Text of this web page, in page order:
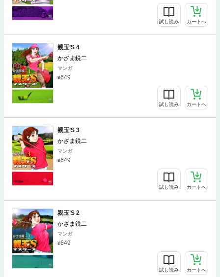
試し読み カートへ
親玉’S 4
かざま鋭二
マンガ
649
試し読み カートへ
親玉’S 3
かざま鋭二
マンガ
649
試し読み カートへ
親玉’S 2
かざま鋭二
マンガ
649
試し読み カートへ